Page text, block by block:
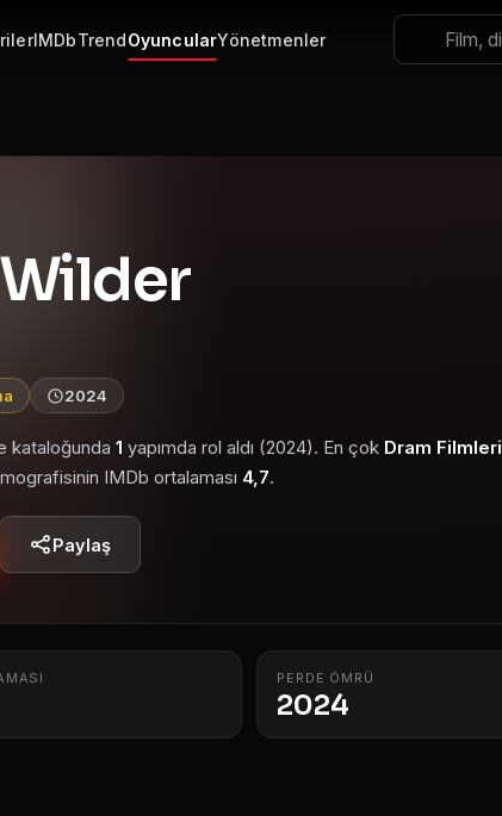
IMDbTrendOyuncularYönetmenler
2024
kataloğunda 1 yapımda rol aldı (2024). En çok Dram Filmleri
IMDb ortalaması 4,7.
Paylaş
PERDE ÖMRÜ
2024